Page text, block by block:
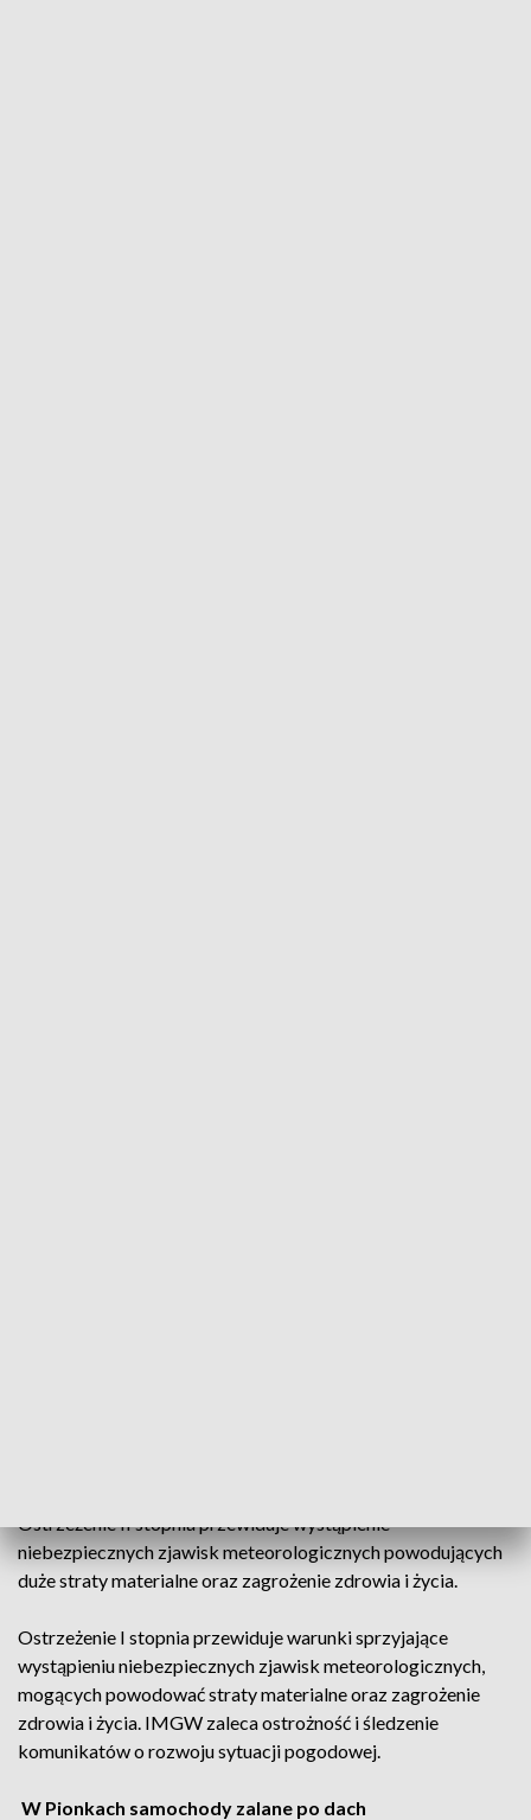
Ostrzeżenie II stopnia przewiduje wystąpienie
niebezpiecznych zjawisk meteorologicznych powodujących
duże straty materialne oraz zagrożenie zdrowia i życia.
Ostrzeżenie I stopnia przewiduje warunki sprzyjające
wystąpieniu niebezpiecznych zjawisk meteorologicznych,
mogących powodować straty materialne oraz zagrożenie
zdrowia i życia. IMGW zaleca ostrożność i śledzenie
komunikatów o rozwoju sytuacji pogodowej.
W Pionkach samochody zalane po dach